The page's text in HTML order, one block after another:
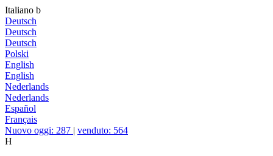
Italiano b
Deutsch
Deutsch
Deutsch
Polski
English
English
Nederlands
Nederlands
Español
Français
Nuovo oggi: 287 | venduto: 564
H